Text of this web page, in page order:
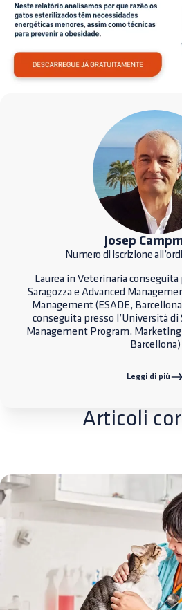
Josep
Numero di iscrizione
Laurea in Veterinaria conseguita
Saragozza e Advanced
Management (ESADE,
conseguita presso l’Università di
Management Program.
Barcellona)
Leggi di più
Articoli